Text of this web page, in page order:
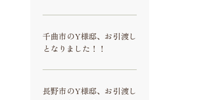
千曲市のY様邸、お引渡し
となりました！！
長野市のY様邸、お引渡し